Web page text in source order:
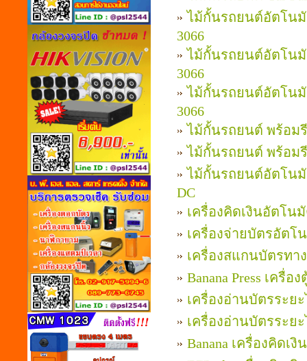
ไม้กั้นรถยนต์อัตโนมั
3066
ไม้กั้นรถยนต์อัตโนมั
3066
ไม้กั้นรถยนต์อัตโนมั
3066
ไม้กั้นรถยนต์ พร้อมรี
ไม้กั้นรถยนต์ พร้อมรี
ไม้กั้นรถยนต์อัตโนมั
DC
เครื่องคิดเงินอัตโนมั
เครื่องจ่ายบัตรอัตโ
เครื่องสแกนบัตรทา
Banana Press เครื่
เครื่องอ่านบัตรระยะ
เครื่องอ่านบัตรระยะ
Banana เครื่องคิดเ